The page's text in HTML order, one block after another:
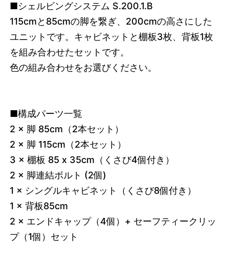
■シェルビングシステム S.200.1.B
115cmと85cmの脚を繋ぎ、200cmの高さにした
ユニットです。キャビネットと棚板3枚、背板1枚
を組み合わせたセットです。
色の組み合わせをお選びください。
■構成パーツ一覧
2 × 脚 85cm（2本セット）
2 × 脚 115cm（2本セット）
3 × 棚板 85 x 35cm（くさび4個付き）
2 × 脚連結ボルト (2個)
1 × シングルキャビネット（くさび8個付き）
1 × 背板85cm
2 × エンドキャップ（4個）+ セーフティークリッ
プ（1個）セット